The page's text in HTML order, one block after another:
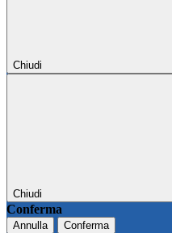
Chiudi
Chiudi
Conferma
Annulla Conferma